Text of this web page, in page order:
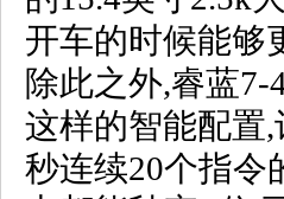
开车的时候能够
除此之外,睿蓝
这样的智能配置
秒连续20个指令